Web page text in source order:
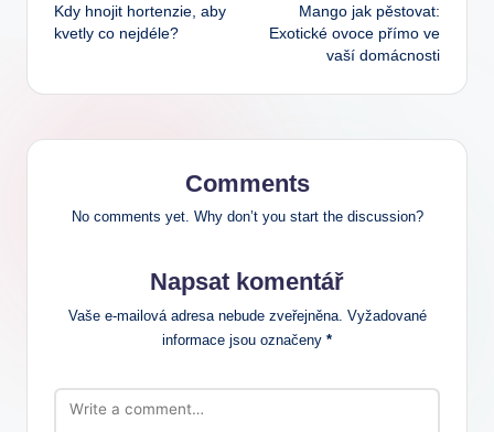
navigation
Kdy hnojit hortenzie, aby
kvetly co nejdéle?
Mango jak pěstovat:
Exotické ovoce přímo ve
vaší domácnosti
Comments
No comments yet. Why don’t you start the discussion?
Napsat komentář
Vaše e-mailová adresa nebude zveřejněna. Vyžadované
informace jsou označeny *